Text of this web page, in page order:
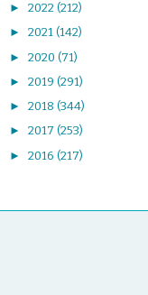
► 2022 (212)
► 2021 (142)
► 2020 (71)
► 2019 (291)
► 2018 (344)
► 2017 (253)
► 2016 (217)